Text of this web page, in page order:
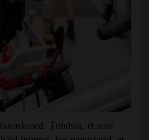
Tundsin, et suur